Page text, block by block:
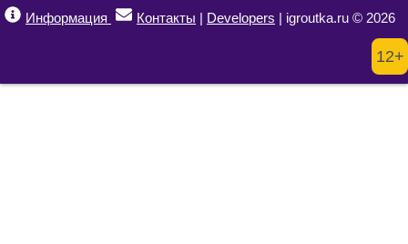
Информация Контакты | Developers | igroutka.ru © 2026
12+